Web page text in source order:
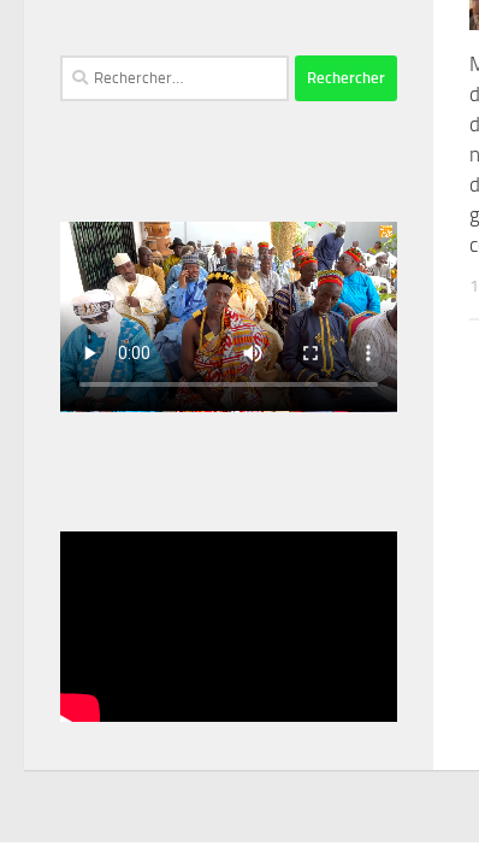
Rechercher :